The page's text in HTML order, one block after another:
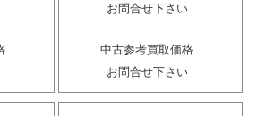
お問合せ下さい
中古参考買取価格
お問合せ下さい